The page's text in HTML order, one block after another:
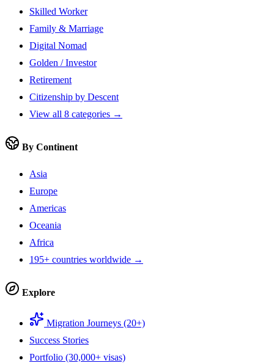
Skilled Worker
Family & Marriage
Digital Nomad
Golden / Investor
Retirement
Citizenship by Descent
View all 8 categories →
By Continent
Asia
Europe
Americas
Oceania
Africa
195+ countries worldwide →
Explore
Migration Journeys (20+)
Success Stories
Portfolio (30,000+ visas)